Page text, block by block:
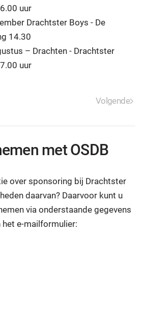
uur
Drachtster Boys - De
14.30
– Drachten - Drachtster
uur
Volgende
met OSDB
over sponsoring bij Drachtster
daarvan? Daarvoor kunt u
via onderstaande gegevens
e-mailformulier: